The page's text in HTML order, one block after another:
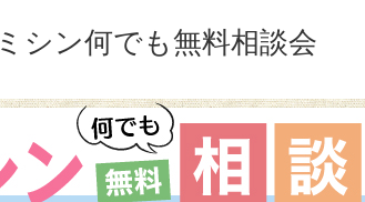
シン何でも無料相談会